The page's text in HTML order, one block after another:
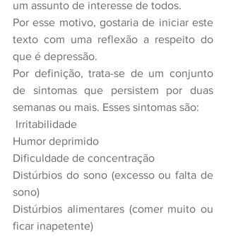
um assunto de interesse de todos.
Por esse motivo, gostaria de iniciar este
texto com uma reflexão a respeito do
que é depressão.
Por definição, trata-se de um conjunto
de sintomas que persistem por duas
semanas ou mais. Esses sintomas são:
Irritabilidade
Humor deprimido
Dificuldade de concentração
Distúrbios do sono (excesso ou falta de
sono)
Distúrbios alimentares (comer muito ou
ficar inapetente)